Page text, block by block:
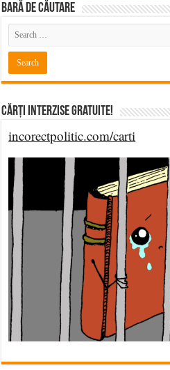
BARĂ DE CĂUTARE
Cărți Interzise Gratuite!
incorectpolitic.com/carti